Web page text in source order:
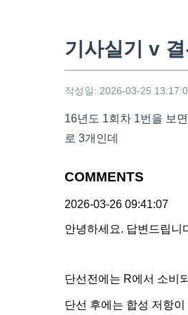
기사실기 v 결
작성일: 2026-03-25
16년도 1회차 1번을 보
로 3개인데
COMMENTS
2026-03-26 09:41:07
안녕하세요. 답변드립니
단선전에는 R에서 소비
단선 후에는 합성 저항